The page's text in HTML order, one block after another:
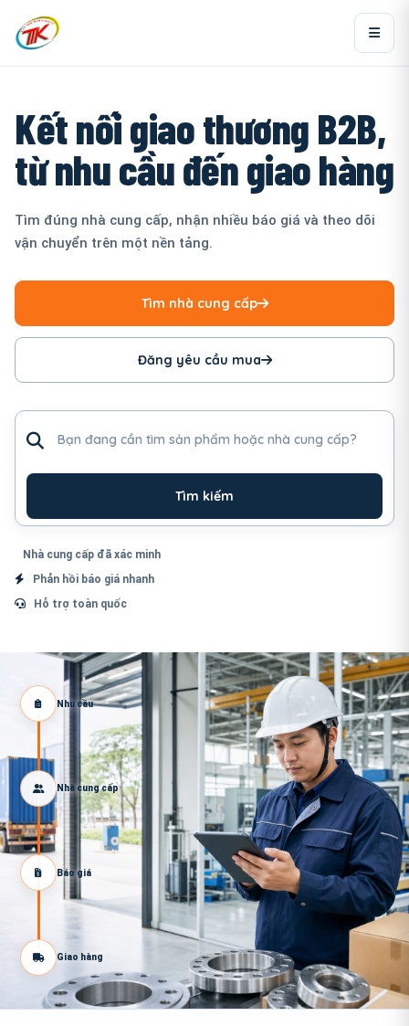
Kết nối giao thương B2B,
từ nhu cầu đến giao hàng
Tìm đúng nhà cung cấp, nhận nhiều báo giá và theo dõi
vận chuyển trên một nền tảng.
Tìm nhà cung cấp
Đăng yêu cầu mua
Tìm kiếm
Nhà cung cấp đã xác minh
Phản hồi báo giá nhanh
Hỗ trợ toàn quốc
Nhu cầu
Nhà cung cấp
Báo giá
Giao hàng